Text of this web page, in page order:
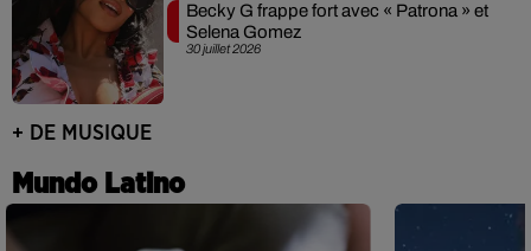
30 juillet 2026
Becky G frappe fort avec « Patrona » et
Selena Gomez
+ DE MUSIQUE
Mundo Latino